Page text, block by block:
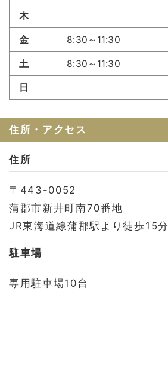
木
金 8:30～11:30
土 8:30～11:30
日
住所・アクセス
住所
〒443-0052
蒲郡市新井町南70番地
JR東海道線蒲郡駅より徒歩15分
駐車場
専用駐車場10台